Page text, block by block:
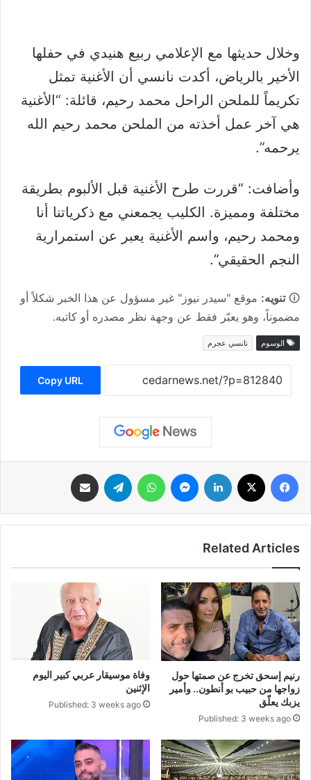
وخلال حديثها مع الإعلامي ربيع هنيدي في حفلها
الأخير بالرياض، أكدت نانسي أن الأغنية تمثل
تكريماً للملحن الراحل محمد رحيم، قائلة: “الأغنية
هي آخر عمل أخذته من الملحن محمد رحيم الله
يرحمه”.
وأضافت: “قررت طرح الأغنية قبل الألبوم بطريقة
مختلفة ومميزة. الكليب يجمعني مع ذكرياتنا أنا
ومحمد رحيم، واسم الأغنية يعبر عن استمرارية
النجم الحقيقي”.
🛈تنويه: موقع "سيدر نيوز" غير مسؤول عن هذا الخبر شكلاً أو
مضموناً، وهو يعبّر فقط عن وجهة نظر مصدره أو كاتبه.
الوسوم نانسي عجرم
Copy URL
فيسبوك لينكدإن ماسنجر واتساب تيلقرام
Related Articles
رنيم إسحق تخرج عن صمتها حول
زواجها من حبيب بو أنطون.. وأمير
يزبك يعلّق
Published: 3 weeks ago
وفاة موسيقار عربي كبير اليوم
الإثنين
Published: 3 weeks ago